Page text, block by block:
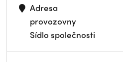
Adresa
provozovny
Sídlo společnosti